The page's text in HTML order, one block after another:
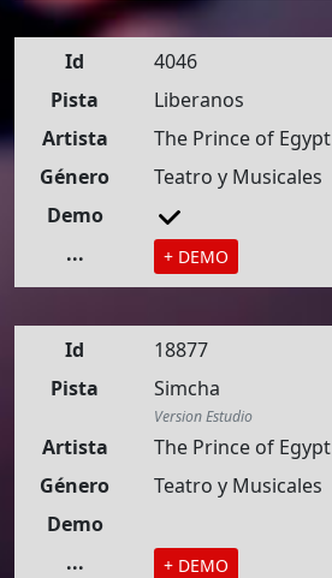
Id
4046
Pista
Liberanos
Artista
The Prince of Egypt
Género
Teatro y Musicales
Demo
...
+ DEMO
Id
18877
Pista
Simcha
Version Estudio
Artista
The Prince of Egypt
Género
Teatro y Musicales
Demo
...
+ DEMO